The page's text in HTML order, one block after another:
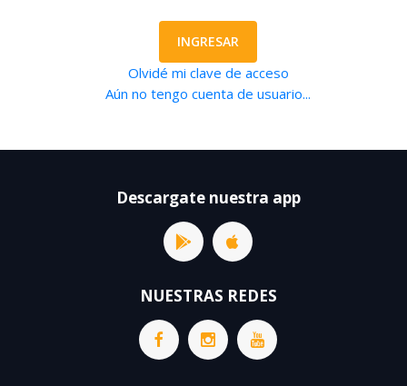
INGRESAR
Olvidé mi clave de acceso
Aún no tengo cuenta de usuario...
Descargate nuestra app
NUESTRAS REDES